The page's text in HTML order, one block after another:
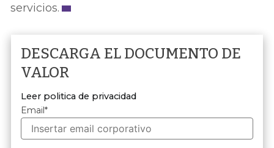
servicios.
DESCARGA EL DOCUMENTO DE
VALOR
Leer politica de privacidad
Email*